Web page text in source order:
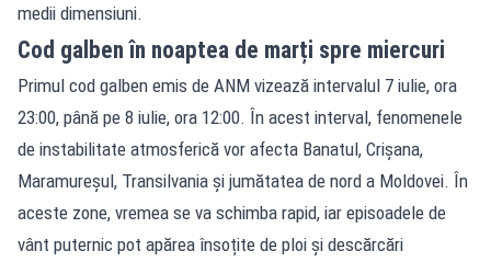
medii dimensiuni.
Cod galben în noaptea de marți spre miercuri
Primul cod galben emis de ANM vizează intervalul 7 iulie, ora
23:00, până pe 8 iulie, ora 12:00. În acest interval, fenomenele
de instabilitate atmosferică vor afecta Banatul, Crișana,
Maramureșul, Transilvania și jumătatea de nord a Moldovei. În
aceste zone, vremea se va schimba rapid, iar episoadele de
vânt puternic pot apărea însoțite de ploi și descărcări